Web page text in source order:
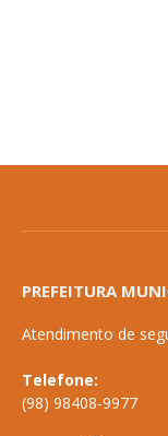
PREFEITURA
Atendimento de
Telefone:
(98) 98408-9977